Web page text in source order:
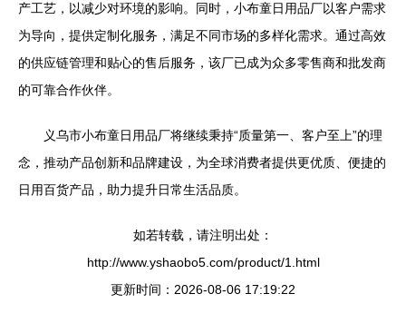
产工艺，以减少对环境的影响。同时，小布童日用品厂以客户需求
为导向，提供定制化服务，满足不同市场的多样化需求。通过高效
的供应链管理和贴心的售后服务，该厂已成为众多零售商和批发商
的可靠合作伙伴。
义乌市小布童日用品厂将继续秉持“质量第一、客户至上”的理
念，推动产品创新和品牌建设，为全球消费者提供更优质、便捷的
日用百货产品，助力提升日常生活品质。
如若转载，请注明出处：
http://www.yshaobo5.com/product/1.html
更新时间：2026-08-06 17:19:22